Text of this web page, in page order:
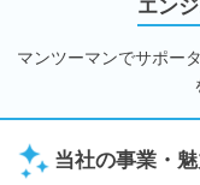
エン
マンツーマンでサポー
当社の事業・魅